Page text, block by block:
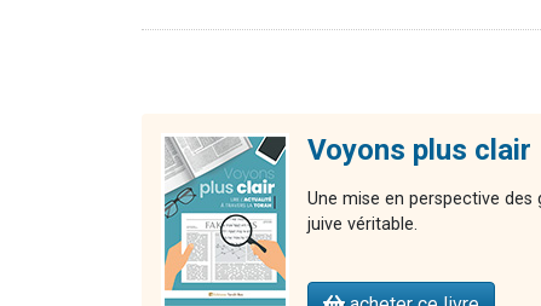
Voyons plus clair
Une mise en perspective
juive véritable.